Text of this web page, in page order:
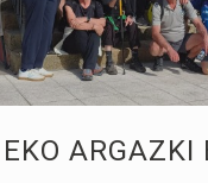
ARGAZKI